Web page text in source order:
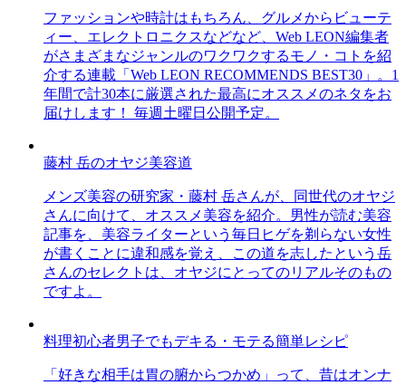
ファッションや時計はもちろん、グルメからビューテ
ィー、エレクトロニクスなどなど、Web LEON編集者
がさまざまなジャンルのワクワクするモノ・コトを紹
介する連載「Web LEON RECOMMENDS BEST30」。1
年間で計30本に厳選された最高にオススメのネタをお
届けします！ 毎週土曜日公開予定。
藤村 岳のオヤジ美容道
メンズ美容の研究家・藤村 岳さんが、同世代のオヤジ
さんに向けて、オススメ美容を紹介。男性が読む美容
記事を、美容ライターという毎日ヒゲを剃らない女性
が書くことに違和感を覚え、この道を志したという岳
さんのセレクトは、オヤジにとってのリアルそのもの
ですよ。
料理初心者男子でもデキる・モテる簡単レシピ
「好きな相手は胃の腑からつかめ」って、昔はオンナ